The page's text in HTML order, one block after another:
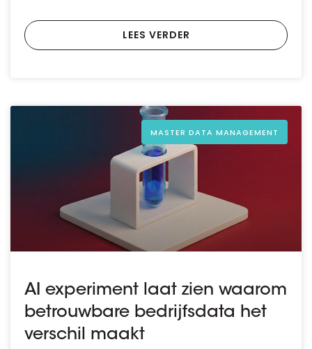
LEES VERDER
MASTER DATA MANAGEMENT
AI experiment laat zien waarom
betrouwbare bedrijfsdata het
verschil maakt